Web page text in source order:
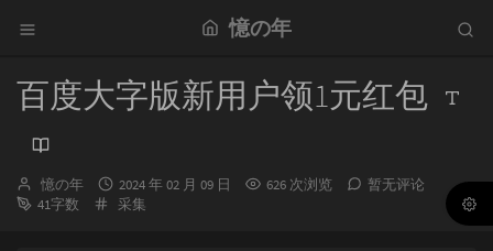
憶の年
百度大字版新用户领1元红包
博
主：
憶の年
发
布
2024 年 02 月 09 日 626 次浏览
暂无评论
41字数
分
采集